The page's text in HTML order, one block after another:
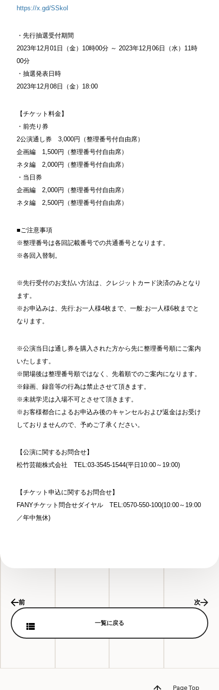
https://x.gd/SSkoI
・先行抽選受付期間
2023年12月01日（金）10時00分 ～ 2023年12月06日（水）11時
00分
・抽選発表日時
2023年12月08日（金）18:00
【チケット料金】
・前売り券
2公演通し券 3,000円（整理番号付自由席）
企画編 1,500円（整理番号付自由席）
ネタ編 2,000円（整理番号付自由席）
・当日券
企画編 2,000円（整理番号付自由席）
ネタ編 2,500円（整理番号付自由席）
■ご注意事項
※整理番号は各回記載番号での共通番号となります。
※各回入替制。
※先行受付のお支払い方法は、クレジットカード決済のみとなり
ま す。
※お申込みは、先行:お一人様4枚まで、一般:お一人様6枚までと
なります。
※公演当日は通し券を購入された方から先に整理番号順にご案内
いたします。
※開場後は整理番号順ではなく、先着順でのご案内になります。
※録画、録音等の行為は禁止させて頂きます。
※未就学児は入場不可とさせて頂きます。
※お客様都合によるお申込み後のキャンセルおよび返金はお受け
しておりませんので、予めご了承ください。
【公演に関するお問合せ】
松竹芸能株式会社 TEL:03-3545-1544(平日10:00～19:00)
【チケット申込に関するお問合せ】
FANYチケット問合せダイヤル TEL:0570-550-100(10:00～19:00
／年中無休)
前 次
一覧に戻る
Page Top